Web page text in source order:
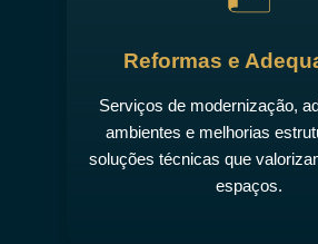
Reformas e
Serviços de modernização,
ambientes e melhorias
soluções técnicas que
espaços.